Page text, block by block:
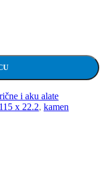
kamen professional
i aku alate
115 x 22.2, kamen